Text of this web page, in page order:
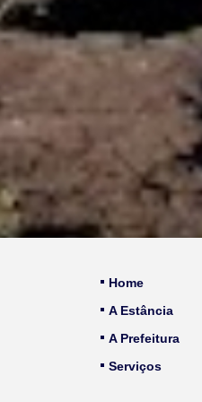
Home
A Estância
A Prefeitura
Serviços